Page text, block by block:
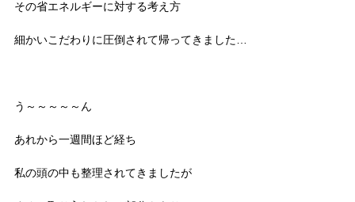
その省エネルギーに対する考え方
細かいこだわりに圧倒されて帰ってきました…
う～～～～～ん
あれから一週間ほど経ち
私の頭の中も整理されてきましたが